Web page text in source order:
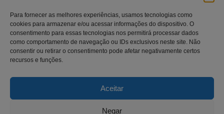
Para fornecer as melhores experiências, usamos tecnologias como
cookies para armazenar e/ou acessar informações do dispositivo. O
consentimento para essas tecnologias nos permitirá processar dados
como comportamento de navegação ou IDs exclusivos neste site. Não
consentir ou retirar o consentimento pode afetar negativamente certos
recursos e funções.
Aceitar
Negar
Canal LGPD e Segurança da Informação
Contato